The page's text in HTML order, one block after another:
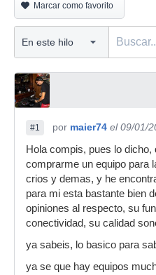
Marcar como favorito
#1 por maier74 el 09/01/
Hola compis, pues lo dicho,
comprarme un equipo para
crios y demas, y he
para mi esta bastante bien
opiniones al respecto, su
conectividad, su calidad
ya sabeis, lo basico para
ya se que hay equipos